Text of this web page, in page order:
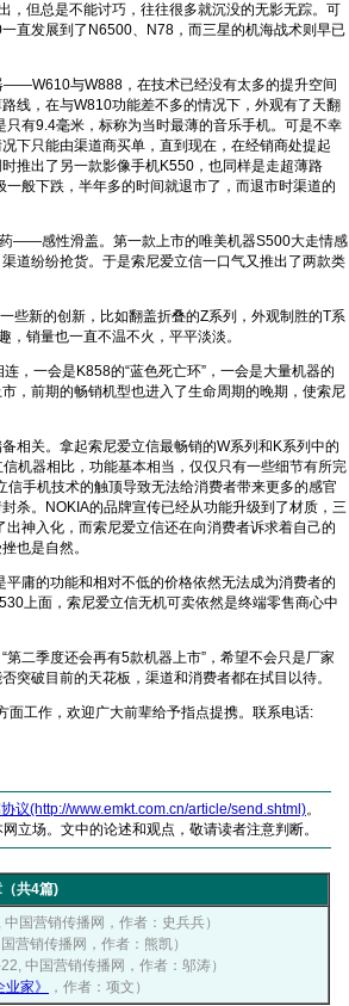
，但总是不能讨巧，往往很多就沉没的无影无踪。可
直发展到了N6500、N78，而三星的机海战术则早已
与W888，在技术已经没有太多的提升空间
线，在与W810功能差不多的情况下，外观有了天翻
有9.4毫米，标称为当时最薄的音乐手机。可是不幸
下只能由渠道商买单，直到现在，在经销商处提起
推出了另一款影像手机K550，也同样是走超薄路
般下跌，半年多的时间就退市了，而退市时渠道的
感性滑盖。第一款上市的唯美机器S500大走情感
道纷纷抢货。于是索尼爱立信一口气又推出了两款类
新的创新，比如翻盖折叠的Z系列，外观制胜的T系
销量也一直不温不火，平平淡淡。
一会是K858的“蓝色死亡环”，一会是大量机器的
，前期的畅销机型也进入了生命周期的晚期，使索尼
关。拿起索尼爱立信最畅销的W系列和K系列中的
机器相比，功能基本相当，仅仅只有一些细节有所完
手机技术的触顶导致无法给消费者带来更多的感官
杀。NOKIA的品牌宣传已经从功能升级到了材质，三
神入化，而索尼爱立信还在向消费者诉求着自己的
也是自然。
庸的功能和相对不低的价格依然无法成为消费者的
上面，索尼爱立信无机可卖依然是终端零售商心中
二季度还会再有5款机器上市”，希望不会只是厂家
突破目前的天花板，渠道和消费者都在拭目以待。
工作，欢迎广大前辈给予指点提携。联系电话:
议(http://www.emkt.com.cn/article/send.shtml)。
立场。文中的论述和观点，敬请读者注意判断。
共4篇)
中国营销传播网，作者：史兵兵）
营销传播网，作者：熊凯）
中国营销传播网，作者：邬涛）
业家》 ，作者：项文）